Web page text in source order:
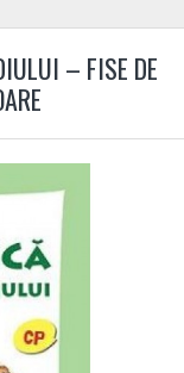
– FISE DE